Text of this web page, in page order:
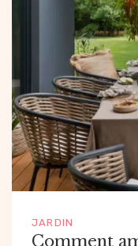
JARDIN
Comment